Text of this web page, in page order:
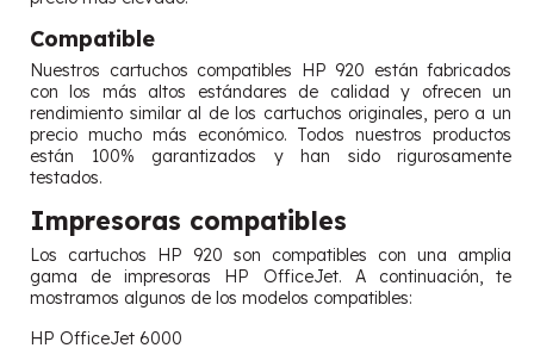
Compatible
Nuestros cartuchos compatibles HP 920 están fabricados
con los más altos estándares de calidad y ofrecen un
rendimiento similar al de los cartuchos originales, pero a un
precio mucho más económico. Todos nuestros productos
están 100% garantizados y han sido rigurosamente
testados.
Impresoras compatibles
Los cartuchos HP 920 son compatibles con una amplia
gama de impresoras HP OfficeJet. A continuación, te
mostramos algunos de los modelos compatibles:
HP OfficeJet 6000